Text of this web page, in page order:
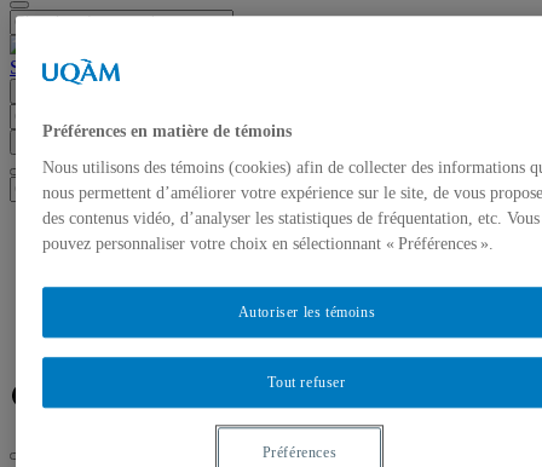
Salle de presse
Chercher dans ce site Chercher sur uqam.ca
Communiqués de presse
Plan du campus
Facebook
Préférences en matière de témoins
Nous utilisons des témoins (cookies) afin de collecter des informations
nous permettent d’améliorer votre expérience sur le site, de vous
des contenus vidéo, d’analyser les statistiques de fréquentation, etc. Vous
pouvez personnaliser votre choix en sélectionnant « Préférences ».
Tout refuser
Autoriser les témoins
Préférences